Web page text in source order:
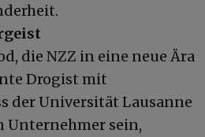
die NZZ in eine neue Ära
Drogist mit
der Universität Lausanne
Unternehmer sein,